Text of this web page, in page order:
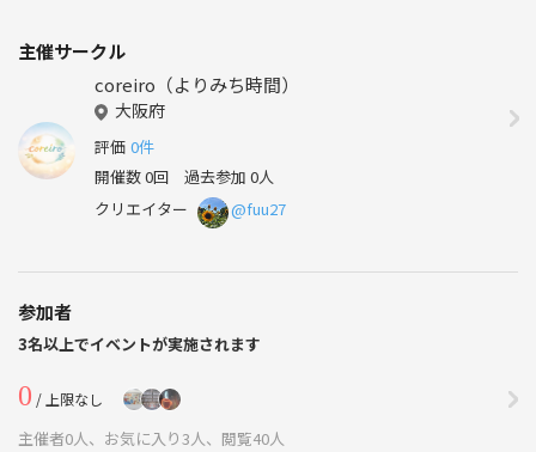
主催サークル
coreiro（よりみち時間）
大阪府
評価 0件
開催数 0回 過去参加 0人
クリエイター
@fuu27
参加者
3名以上でイベントが実施されます
0 / 上限なし
主催者0人、お気に入り3人、閲覧40人